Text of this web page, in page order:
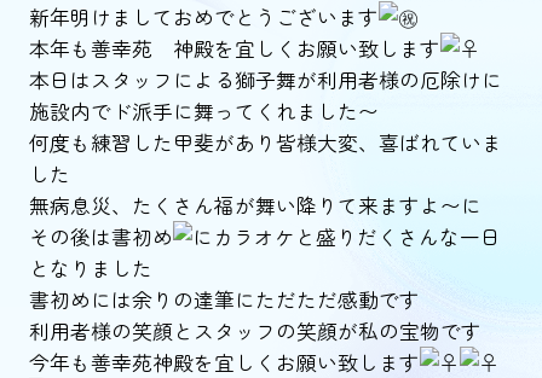
新年明けましておめでとうございます
本年も善幸苑 神殿を宜しくお願い致します
本日はスタッフによる獅子舞が利用者様の厄除けに
施設内でド派手に舞ってくれました〜
何度も練習した甲斐があり皆様大変、喜ばれていま
した
無病息災、たくさん福が舞い降りて来ますよ〜に
その後は書初め
にカラオケ と盛りだくさんな一日
となりました
書初めには余りの達筆にただただ感動です
利用者様の笑顔とスタッフの笑顔が私の宝物です
今年も善幸苑神殿を宜しくお願い致します